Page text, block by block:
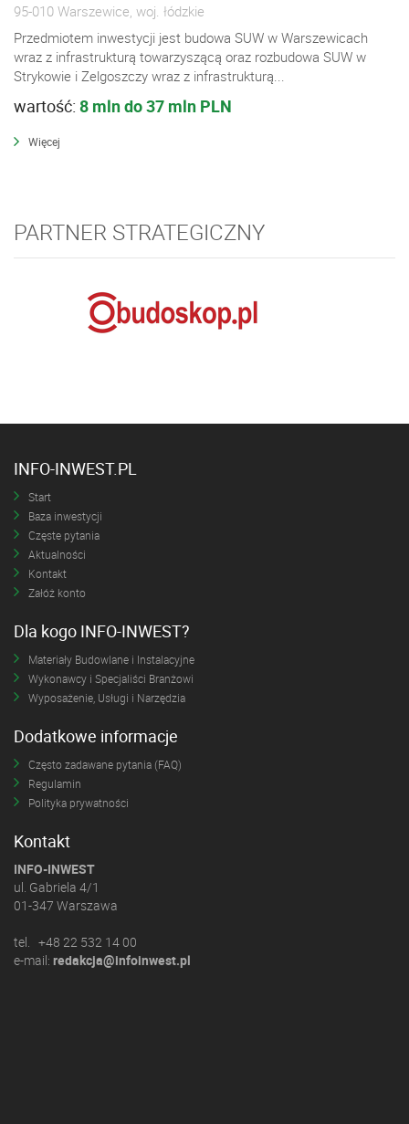
95-010 Warszewice, woj. łódzkie
Przedmiotem inwestycji jest budowa SUW w Warszewicach
wraz z infrastrukturą towarzyszącą oraz rozbudowa SUW w
Strykowie i Zelgoszczy wraz z infrastrukturą...
wartość: 8 mln do 37 mln PLN
Więcej
PARTNER STRATEGICZNY
INFO-INWEST.PL
Start
Baza inwestycji
Częste pytania
Aktualności
Kontakt
Załóż konto
Dla kogo INFO-INWEST?
Materiały Budowlane i Instalacyjne
Wykonawcy i Specjaliści Branżowi
Wyposażenie, Usługi i Narzędzia
Dodatkowe informacje
Często zadawane pytania (FAQ)
Regulamin
Polityka prywatności
Kontakt
INFO-INWEST
ul. Gabriela 4/1
01-347 Warszawa
tel. +48 22 532 14 00
e-mail: redakcja@infoinwest.pl